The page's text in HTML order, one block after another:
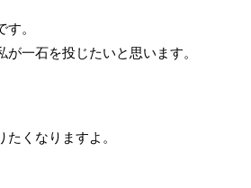
。
一石を投じたいと思います。
くなりますよ。